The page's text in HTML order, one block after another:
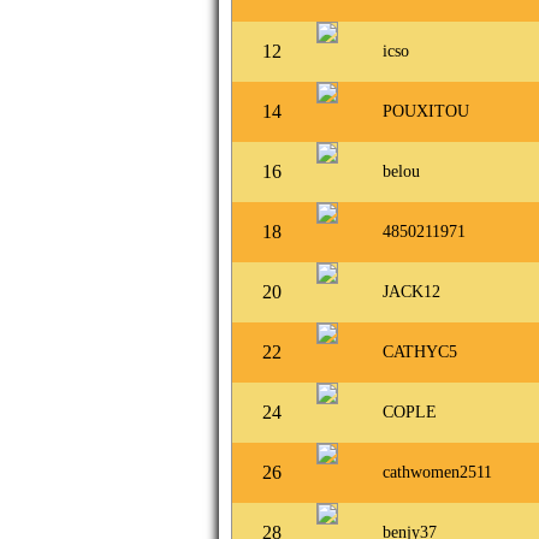
12 icso
14 POUXITOU
16 belou
18 4850211971
20 JACK12
22 CATHYC5
24 COPLE
26 cathwomen2511
28 benjy37